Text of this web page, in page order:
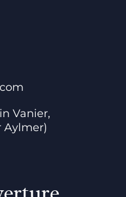
Vanier,
Aylmer)